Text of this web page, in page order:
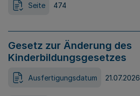
Seite 474
Gesetz zur Änderung des
Kinderbildungsgesetzes
Ausfertigungsdatum 21.07.2026